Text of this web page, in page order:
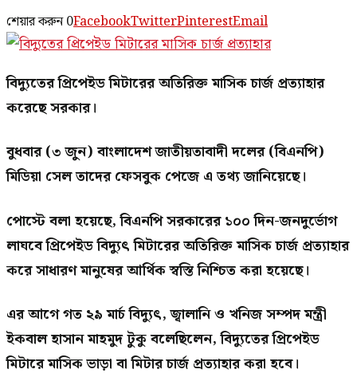
শেয়ার করুন 0FacebookTwitterPinterestEmail
বিদ্যুতের প্রিপেইড মিটারের অতিরিক্ত মাসিক চার্জ প্রত্যাহার
করেছে সরকার।
বুধবার (৩ জুন) বাংলাদেশ জাতীয়তাবাদী দলের (বিএনপি)
মিডিয়া সেল তাদের ফেসবুক পেজে এ তথ্য জানিয়েছে।
পোস্টে বলা হয়েছে, বিএনপি সরকারের ১০০ দিন-জনদুর্ভোগ
লাঘবে প্রিপেইড বিদ্যুৎ মিটারের অতিরিক্ত মাসিক চার্জ প্রত্যাহার
করে সাধারণ মানুষের আর্থিক স্বস্তি নিশ্চিত করা হয়েছে।
এর আগে গত ২৯ মার্চ বিদ্যুৎ, জ্বালানি ও খনিজ সম্পদ মন্ত্রী
ইকবাল হাসান মাহমুদ টুকু বলেছিলেন, বিদ্যুতের প্রিপেইড
মিটারে মাসিক ভাড়া বা মিটার চার্জ প্রত্যাহার করা হবে।